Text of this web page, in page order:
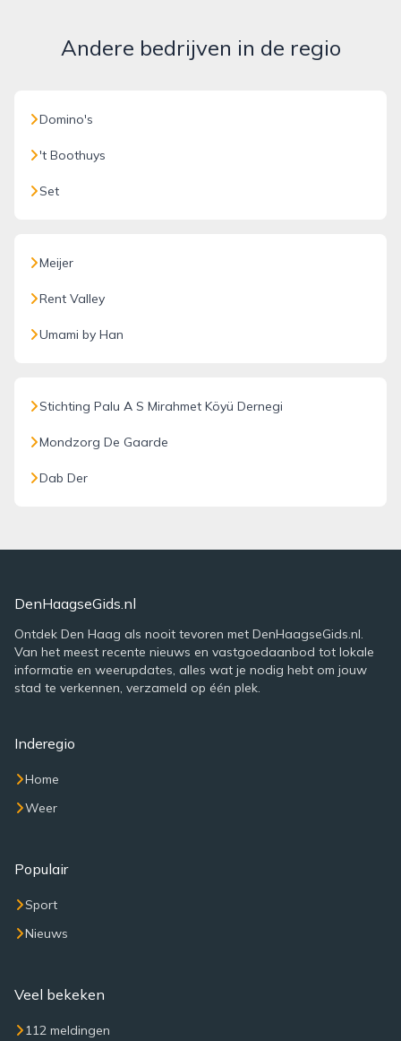
Andere bedrijven in de regio
Domino's
't Boothuys
Set
Meijer
Rent Valley
Umami by Han
Stichting Palu A S Mirahmet Köyü Dernegi
Mondzorg De Gaarde
Dab Der
DenHaagseGids.nl
Ontdek Den Haag als nooit tevoren met DenHaagseGids.nl.
Van het meest recente nieuws en vastgoedaanbod tot lokale
informatie en weerupdates, alles wat je nodig hebt om jouw
stad te verkennen, verzameld op één plek.
Inderegio
Home
Weer
Populair
Sport
Nieuws
Veel bekeken
112 meldingen